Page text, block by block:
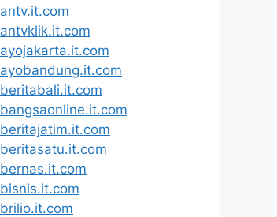
antv.it.com
antvklik.it.com
ayojakarta.it.com
ayobandung.it.com
beritabali.it.com
bangsaonline.it.com
beritajatim.it.com
beritasatu.it.com
bernas.it.com
bisnis.it.com
brilio.it.com